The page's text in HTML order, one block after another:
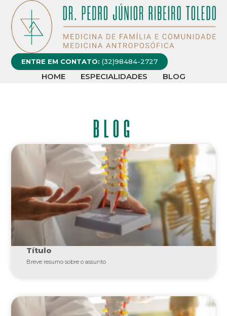
ENTRE EM CONTATO: (32)98484-2727
HOME ESPECIALIDADES BLOG
BLOG
Título
Breve resumo sobre o assunto